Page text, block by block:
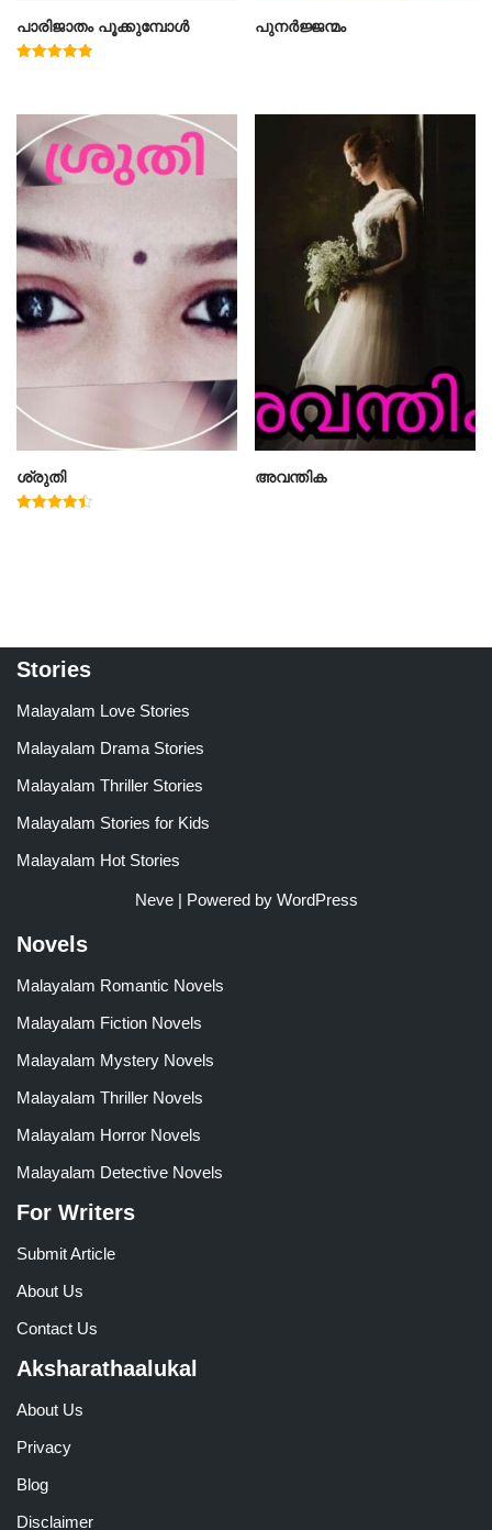
പാരിജാതം പൂക്കുമ്പോൾ പുനർജ്ജന്മം
ശ്രുതി അവന്തിക
Stories
Malayalam Love Stories
Malayalam Drama Stories
Malayalam Thriller Stories
Malayalam Stories for Kids
Malayalam Hot Stories
Neve| Powered by WordPress
Novels
Malayalam Romantic Novels
Malayalam Fiction Novels
Malayalam Mystery Novels
Malayalam Thriller Novels
Malayalam Horror Novels
Malayalam Detective Novels
For Writers
Submit Article
About Us
Contact Us
Aksharathaalukal
About Us
Privacy
Blog
Disclaimer